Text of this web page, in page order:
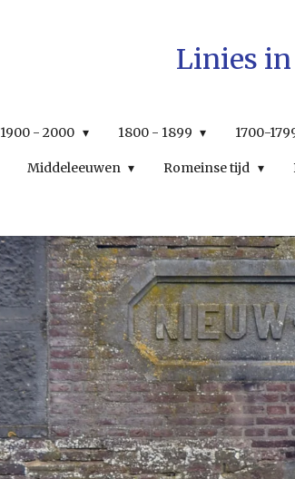
Linies
1900 - 2000 1800 - 1899 1700-
Middeleeuwen Romeinse tijd